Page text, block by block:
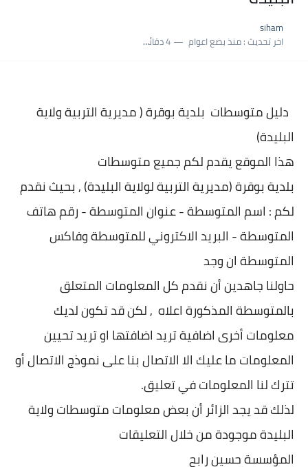
siham
اخر تحديث :منذ بضع اعوام 4 دقائق للقراءة
دليل متوسطات بلديةبوقرة ( مديرية التربية ولاية
البليدة)
هذا الموقع يقدم لكم جميع متوسطات
بلديةبوقرة (مديرية التربية لولاية البليدة) , بحيث نقدم
لكم : اسم المتوسطة - عنوان المتوسطة - رقم هاتف
المتوسطة - البريد الاكتروني للمتوسطة وفاكس
المتوسطة ان وجد
حاولنا جاهدين أن نقدم كل المعلومات المتعلق
بالمتوسطة المذكورة اعلاه , لكن قد تكون لديك
معلومات أخرى اضافية تريد اضافتها او تريد تحيين
المعلومات ما عليك الا الاتصال بنا على نموذج الاتصال أو
تترك لنا المعلومات في تعليق.
لذلك قد يجد الزائر أن بعض معلومات متوسطات ولاية
البليدة موجودة من خلال التعليقات
المؤسسة حسين رابح